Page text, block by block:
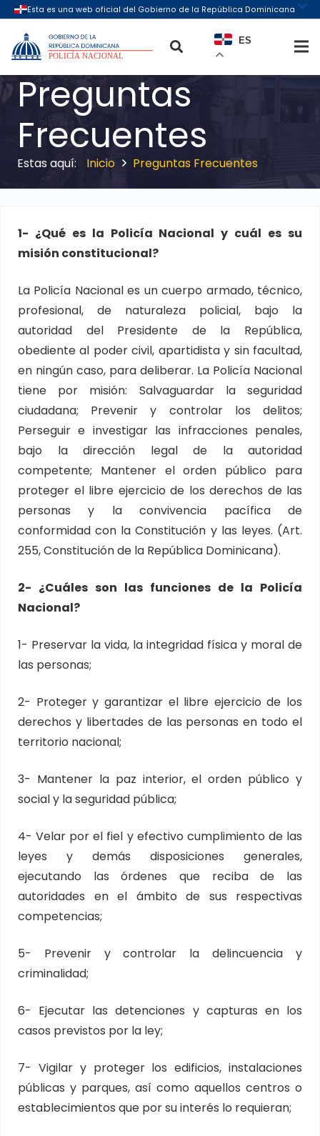
ES
Preguntas
Frecuentes
Inicio Preguntas Frecuentes
1- ¿Qué es la Policía Nacional y cuál es su
misión constitucional?
La Policía Nacional es un cuerpo armado, técnico,
profesional, de naturaleza policial, bajo la
autoridad del Presidente de la República,
obediente al poder civil, apartidista y sin facultad,
en ningún caso, para deliberar. La Policía Nacional
tiene por misión: Salvaguardar la seguridad
ciudadana; Prevenir y controlar los delitos;
Perseguir e investigar las infracciones penales,
bajo la dirección legal de la autoridad
competente; Mantener el orden público para
proteger el libre ejercicio de los derechos de las
personas y la convivencia pacífica de
conformidad con la Constitución y las leyes. (Art.
255, Constitución de la República Dominicana).
2- ¿Cuáles son las funciones de la Policía
Nacional?
1- Preservar la vida, la integridad física y moral de
las personas;
2- Proteger y garantizar el libre ejercicio de los
derechos y libertades de las personas en todo el
territorio nacional;
3- Mantener la paz interior, el orden público y
social y la seguridad pública;
4- Velar por el fiel y efectivo cumplimiento de las
leyes y demás disposiciones generales,
ejecutando las órdenes que reciba de las
autoridades en el ámbito de sus respectivas
competencias;
5- Prevenir y controlar la delincuencia y
criminalidad;
6- Ejecutar las detenciones y capturas en los
casos previstos por la ley;
7- Vigilar y proteger los edificios, instalaciones
públicas y parques, así como aquellos centros o
establecimientos que por su interés lo requieran;